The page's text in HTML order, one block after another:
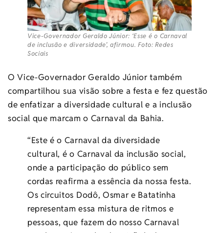
Vice-Governador Geraldo Júnior: ‘Esse é o Carnaval
de inclusão e diversidade’, afirmou. Foto: Redes
Sociais
O Vice-Governador Geraldo Júnior também
compartilhou sua visão sobre a festa e fez questão
de enfatizar a diversidade cultural e a inclusão
social que marcam o Carnaval da Bahia.
“Este é o Carnaval da diversidade
cultural, é o Carnaval da inclusão social,
onde a participação do público sem
cordas reafirma a essência da nossa festa.
Os circuitos Dodô, Osmar e Batatinha
representam essa mistura de ritmos e
pessoas, que fazem do nosso Carnaval